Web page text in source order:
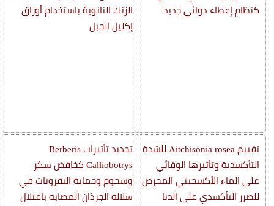
كنظام إعطاء دوائي جديد
تقييم Aitchisonia rosea للشدة
التأكسدية وتأثيرها الوقائي
على الماء الأكسجيني المحرض
للضرر التأكسدي على الدنا
الزنك النانوية باستخدام أوراق
إكليل الجبل
تحديد تأثيرات Berberis
Calliobotrys كخافض سكر
وشحوم وحماية النفرونات في
سلالة الجرذان المصابة باعتلال